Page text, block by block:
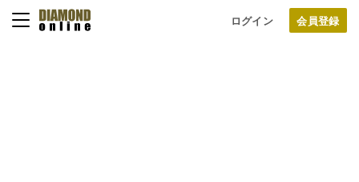
ログイン